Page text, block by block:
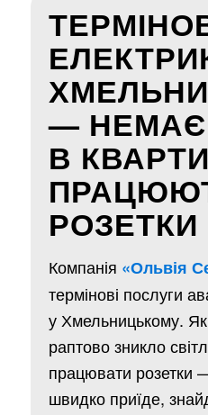
— НЕМАЄ
В
РОЗЕТКИ
Компанія «Ольвія
термінові послуги
у Хмельницькому.
раптово зникло
працювати розетки
швидко приїде,